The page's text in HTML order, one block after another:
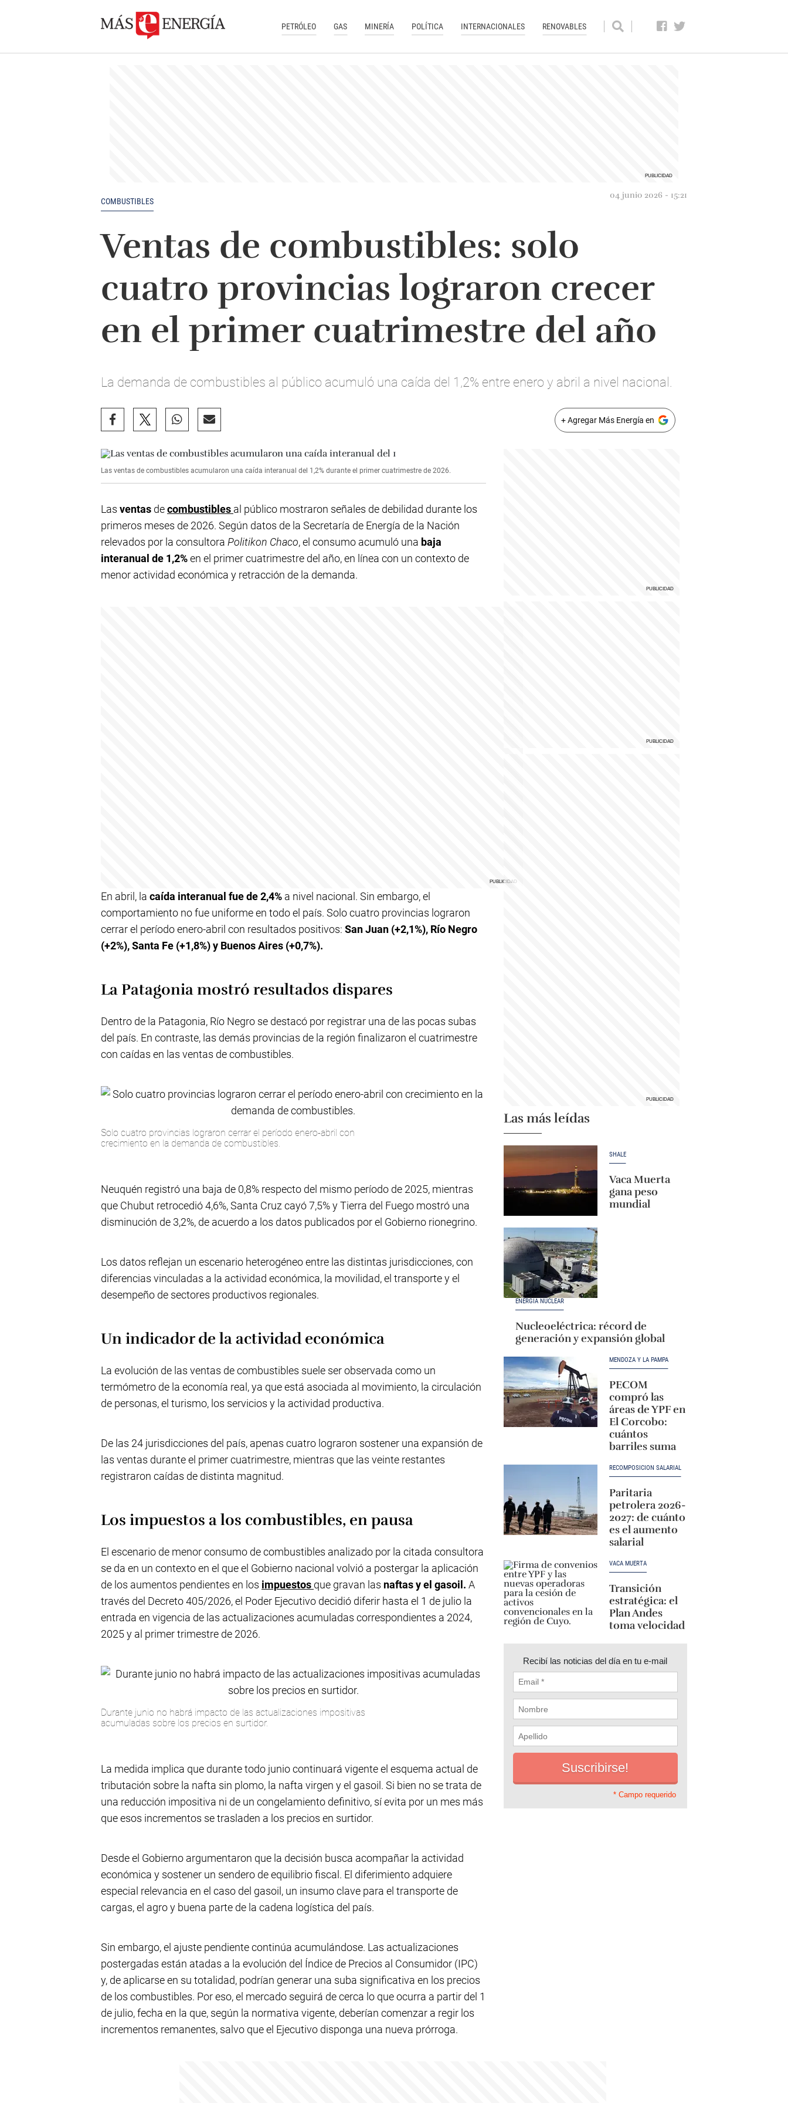
PETRÓLEO GAS MINERÍA POLÍTICA INTERNACIONALES RENOVABLES
COMBUSTIBLES
04 junio 2026 - 15:21
Ventas de combustibles: solo
cuatro provincias lograron crecer
en el primer cuatrimestre del año
La demanda de combustibles al público acumuló una caída del 1,2% entre enero y abril a nivel nacional.
+ Agregar Más Energía en
Las ventas de combustibles acumularon una caída interanual del 1,2% durante el primer cuatrimestre de 2026.
Las ventas decombustibles al público mostraron señales de debilidad durante los
primeros meses de 2026. Según datos de la Secretaría de Energía de la Nación
relevados por la consultora Politikon Chaco, el consumo acumuló una baja
interanual de 1,2%en el primer cuatrimestre del año, en línea con un contexto de
menor actividad económica y retracción de la demanda.
En abril, la caída interanual fue de 2,4% a nivel nacional. Sin embargo, el
comportamiento no fue uniforme en todo el país. Solo cuatro provincias lograron
cerrar el período enero-abril con resultados positivos: San Juan (+2,1%), Río Negro
(+2%), Santa Fe (+1,8%) y Buenos Aires (+0,7%).
La Patagonia mostró resultados dispares
Dentro de la Patagonia, Río Negro se destacó por registrar una de las pocas subas
del país. En contraste, las demás provincias de la región finalizaron el cuatrimestre
con caídas en las ventas de combustibles.
Solo cuatro provincias lograron cerrar el período enero-abril con
crecimiento en la demanda de combustibles.
Neuquén registró una baja de 0,8% respecto del mismo período de 2025, mientras
que Chubut retrocedió 4,6%, Santa Cruz cayó 7,5% y Tierra del Fuego mostró una
disminución de 3,2%, de acuerdo a los datos publicados por el Gobierno rionegrino.
Los datos reflejan un escenario heterogéneo entre las distintas jurisdicciones, con
diferencias vinculadas a la actividad económica, la movilidad, el transporte y el
desempeño de sectores productivos regionales.
Un indicador de la actividad económica
La evolución de las ventas de combustibles suele ser observada como un
termómetro de la economía real, ya que está asociada al movimiento, la circulación
de personas, el turismo, los servicios y la actividad productiva.
De las 24 jurisdicciones del país, apenas cuatro lograron sostener una expansión de
las ventas durante el primer cuatrimestre, mientras que las veinte restantes
registraron caídas de distinta magnitud.
Los impuestos a los combustibles, en pausa
El escenario de menor consumo de combustibles analizado por la citada consultora
se da en un contexto en el que el Gobierno nacional volvió a postergar la aplicación
de los aumentos pendientes en los impuestos que gravan las naftas y el gasoil. A
través del Decreto 405/2026, el Poder Ejecutivo decidió diferir hasta el 1 de julio la
entrada en vigencia de las actualizaciones acumuladas correspondientes a 2024,
2025 y al primer trimestre de 2026.
Durante junio no habrá impacto de las actualizaciones impositivas
acumuladas sobre los precios en surtidor.
La medida implica que durante todo junio continuará vigente el esquema actual de
tributación sobre la nafta sin plomo, la nafta virgen y el gasoil. Si bien no se trata de
una reducción impositiva ni de un congelamiento definitivo, sí evita por un mes más
que esos incrementos se trasladen a los precios en surtidor.
Desde el Gobierno argumentaron que la decisión busca acompañar la actividad
económica y sostener un sendero de equilibrio fiscal. El diferimiento adquiere
especial relevancia en el caso del gasoil, un insumo clave para el transporte de
cargas, el agro y buena parte de la cadena logística del país.
Sin embargo, el ajuste pendiente continúa acumulándose. Las actualizaciones
postergadas están atadas a la evolución del Índice de Precios al Consumidor (IPC)
y, de aplicarse en su totalidad, podrían generar una suba significativa en los precios
de los combustibles. Por eso, el mercado seguirá de cerca lo que ocurra a partir del 1
de julio, fecha en la que, según la normativa vigente, deberían comenzar a regir los
incrementos remanentes, salvo que el Ejecutivo disponga una nueva prórroga.
Las más leídas
SHALE
Vaca Muerta
gana peso
mundial
ENERGÍA NUCLEAR
Nucleoeléctrica: récord de
generación y expansión global
MENDOZA Y LA PAMPA
PECOM
compró las
áreas de YPF en
El Corcobo:
cuántos
barriles suma
RECOMPOSICIÓN SALARIAL
Paritaria
petrolera 2026-
2027: de cuánto
es el aumento
salarial
VACA MUERTA
Transición
estratégica: el
Plan Andes
toma velocidad
Recibí las noticias del día en tu e-mail
* Campo requerido